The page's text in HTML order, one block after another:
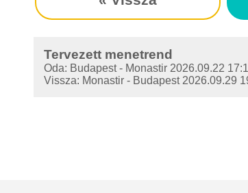
Tervezett menetrend
Oda: Budapest - Monastir 2026.09.22
Vissza: Monastir - Budapest 2026.09.29